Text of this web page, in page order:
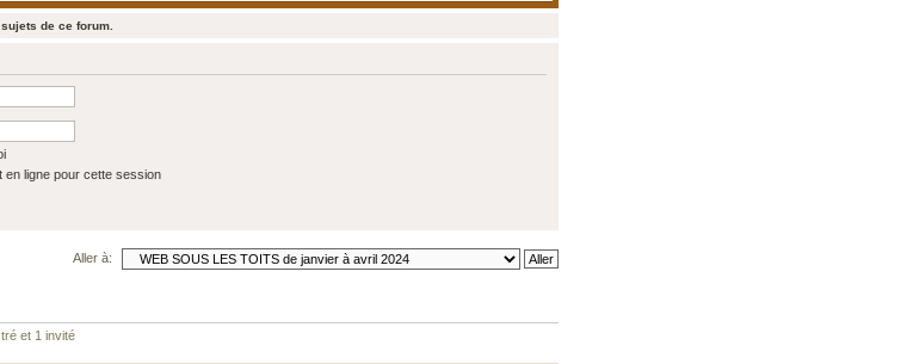
de ce forum.
en ligne pour cette session
Aller à:
et 1 invité